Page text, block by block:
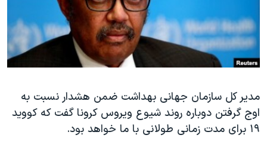
حقوق شهروندی
اقتصادی
اسرائیل در جنگ
گالری عکس
انتخابات ریاست جمهوری آمریکا ۲۰۲۴
حمله جمهوری اسلامی به اسرائیل
ورزش زنان در ایران
اعتراضات زن، زندگی، آزادی
زبانهای مختلف
مدیر کل سازمان جهانی بهداشت ضمن هشدار نسبت به
اوج گرفتن دوباره روند شیوع ویروس کرونا گفت که کووید
۱۹ برای مدت زمانی طولانی با ما خواهد بود.